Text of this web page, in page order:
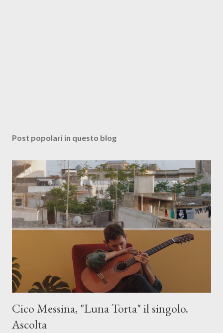
Post popolari in questo blog
Cico Messina, "Luna Torta" il singolo.
Ascolta